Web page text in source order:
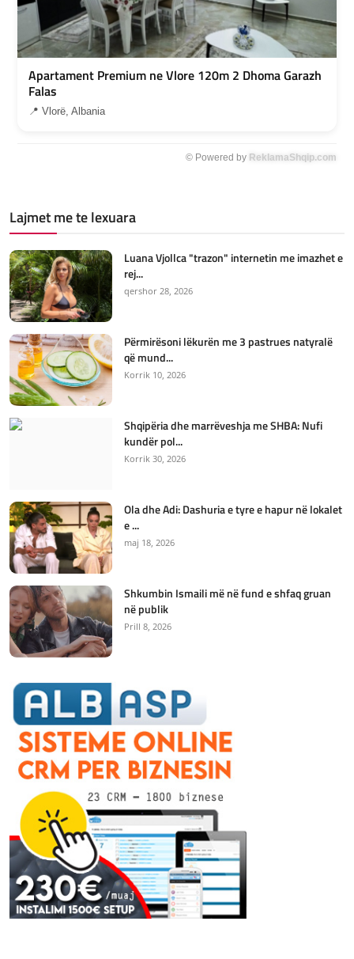
Apartament Premium ne Vlore 120m 2 Dhoma Garazh
Falas
📍 Vlorë, Albania
© Powered by ReklamaShqip.com
Lajmet me te lexuara
Luana Vjollca "trazon" internetin me imazhet e
rej...
qershor 28, 2026
Përmirësoni lëkurën me 3 pastrues natyralë
që mund...
Korrik 10, 2026
Shqipëria dhe marrëveshja me SHBA: Nufi
kundër pol...
Korrik 30, 2026
Ola dhe Adi: Dashuria e tyre e hapur në lokalet
e ...
maj 18, 2026
Shkumbin Ismaili më në fund e shfaq gruan
në publik
Prill 8, 2026